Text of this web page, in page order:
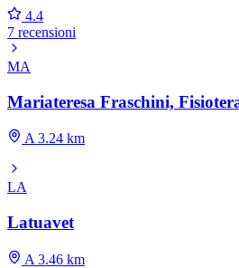
4.4
7 recensioni
MA
Mariateresa Fraschini,
A 3.24 km
LA
Latuavet
A 3.46 km